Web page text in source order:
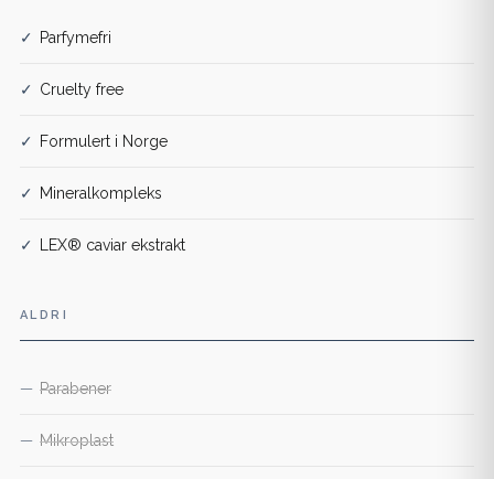
✓ Parfymefri
✓ Cruelty free
✓ Formulert i Norge
✓ Mineralkompleks
✓ LEX® caviar ekstrakt
ALDRI
— Parabener
— Mikroplast